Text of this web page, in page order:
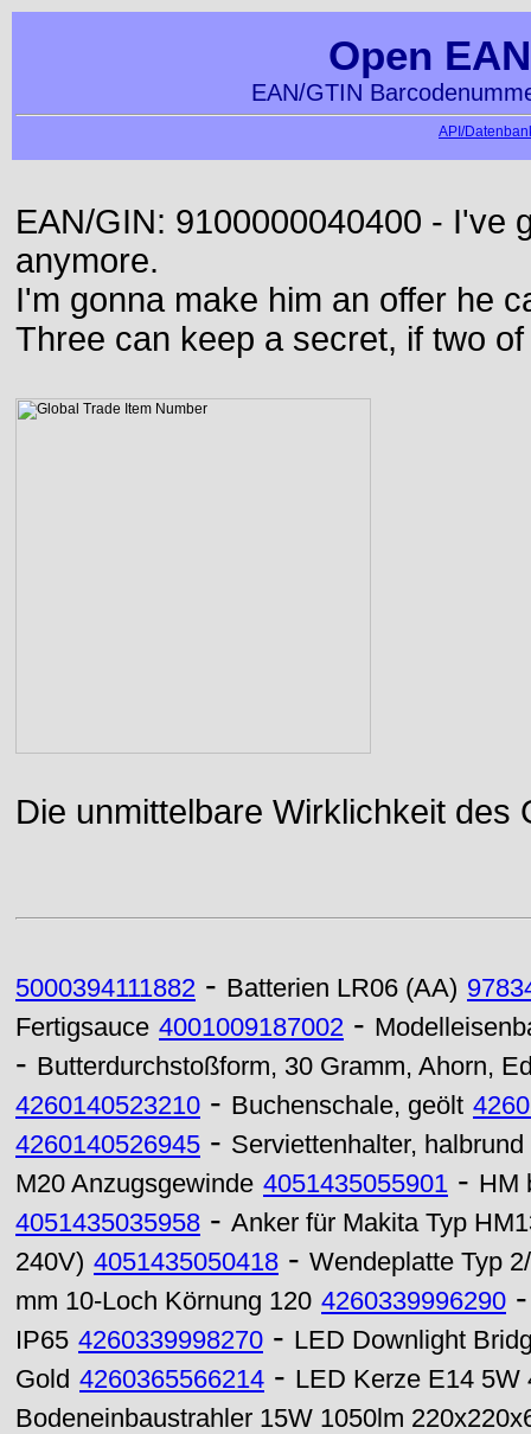
Open
EAN/GTIN
API/
EAN/GIN: 9100000040400 - I've
anymore.
I'm gonna make him an offer he
Three can keep a secret, if two
Die unmittelbare Wirklichkeit des
5000394111882 - Batterien LR06 (AA)
Fertigsauce 4001009187002 -
- Butterdurchstoßform, 30 Gramm, Ahorn,
4260140523210 - Buchenschale, geölt
4260140526945 - Serviettenhalter, halbrund
M20 Anzugsgewinde 4051435055901 - HM
4051435035958 - Anker für Makita Typ
240V) 4051435050418 - Wendeplatte Typ
mm 10-Loch Körnung 120 4260339996290
IP65 4260339998270 - LED Downlight
Gold 4260365566214 - LED Kerze E14 5W
Bodeneinbaustrahler 15W 1050lm